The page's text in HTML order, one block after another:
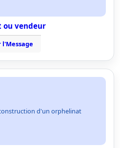
ou vendeur
l'Message
d'un orphelinat